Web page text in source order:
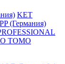
KET
(Германия)
TOMO